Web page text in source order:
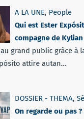
A LA UNE, People
Qui est Ester
compagne de
au grand public grâce à
attire autan...
DOSSIER - THEMA,
On regarde ou pas